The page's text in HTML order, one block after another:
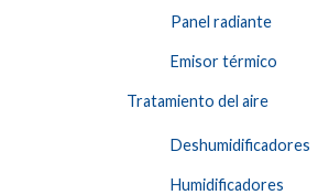
Panel radiante
Emisor térmico
Tratamiento del aire
Deshumidificadores
Humidificadores